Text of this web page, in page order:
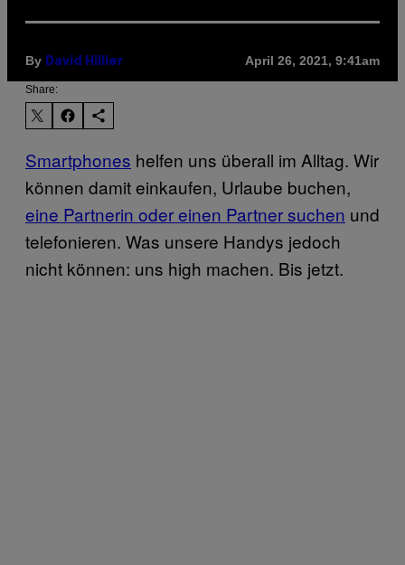
By David Hillier April 26, 2021, 9:41am
Share:
Smartphones helfen uns überall im Alltag. Wir
können damit einkaufen, Urlaube buchen,
eine Partnerin oder einen Partner suchen und
telefonieren. Was unsere Handys jedoch
nicht können: uns high machen. Bis jetzt.